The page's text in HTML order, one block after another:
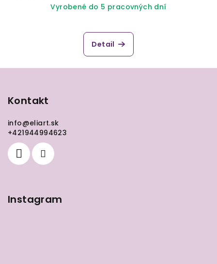
Vyrobené do 5 pracovných dní
Detail
Kontakt
info@eliart.sk
+421944994623
Instagram